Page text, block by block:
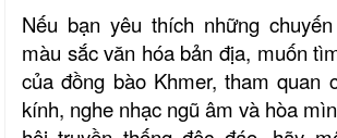
Nếu bạn yêu thích những
màu sắc văn hóa bản địa, muốn
của đồng bào Khmer, tham quan
kính, nghe nhạc ngũ âm và hòa